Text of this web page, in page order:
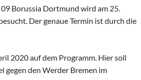
Borussia Dortmund wird am 25.
Der genaue Termin ist durch die
2020 auf dem Programm. Hier soll
gegen den Werder Bremen im